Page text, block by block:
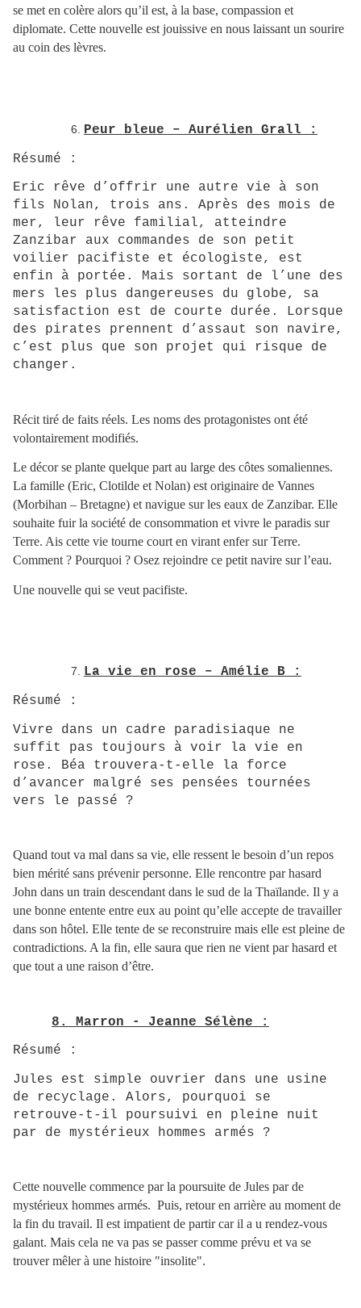
se met en colère alors qu’il est, à la base, compassion et
diplomate. Cette nouvelle est jouissive en nous laissant un sourire
au coin des lèvres.
Peur bleue – Aurélien Grall :
Résumé :
Eric rêve d’offrir une autre vie à son
fils Nolan, trois ans. Après des mois de
mer, leur rêve familial, atteindre
Zanzibar aux commandes de son petit
voilier pacifiste et écologiste, est
enfin à portée. Mais sortant de l’une des
mers les plus dangereuses du globe, sa
satisfaction est de courte durée. Lorsque
des pirates prennent d’assaut son navire,
c’est plus que son projet qui risque de
changer.
Récit tiré de faits réels. Les noms des protagonistes ont été
volontairement modifiés.
Le décor se plante quelque part au large des côtes somaliennes.
La famille (Eric, Clotilde et Nolan) est originaire de Vannes
(Morbihan – Bretagne) et navigue sur les eaux de Zanzibar. Elle
souhaite fuir la société de consommation et vivre le paradis sur
Terre. Ais cette vie tourne court en virant enfer sur Terre.
Comment ? Pourquoi ? Osez rejoindre ce petit navire sur l’eau.
Une nouvelle qui se veut pacifiste.
La vie en rose – Amélie B :
Résumé :
Vivre dans un cadre paradisiaque ne
suffit pas toujours à voir la vie en
rose. Béa trouvera-t-elle la force
d’avancer malgré ses pensées tournées
vers le passé ?
Quand tout va mal dans sa vie, elle ressent le besoin d’un repos
bien mérité sans prévenir personne. Elle rencontre par hasard
John dans un train descendant dans le sud de la Thaïlande. Il y a
une bonne entente entre eux au point qu’elle accepte de travailler
dans son hôtel. Elle tente de se reconstruire mais elle est pleine de
contradictions. A la fin, elle saura que rien ne vient par hasard et
que tout a une raison d’être.
8. Marron - Jeanne Sélène :
Résumé :
Jules est simple ouvrier dans une usine
de recyclage. Alors, pourquoi se
retrouve-t-il poursuivi en pleine nuit
par de mystérieux hommes armés ?
Cette nouvelle commence par la poursuite de Jules par de
mystérieux hommes armés. Puis, retour en arrière au moment de
la fin du travail. Il est impatient de partir car il a u rendez-vous
galant. Mais cela ne va pas se passer comme prévu et va se
trouver mêler à une histoire "insolite".